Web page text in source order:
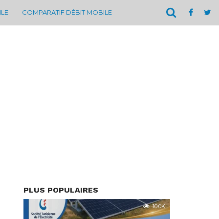
COMPARATIF DÉBIT MOBILE
PLUS POPULAIRES
10.0K